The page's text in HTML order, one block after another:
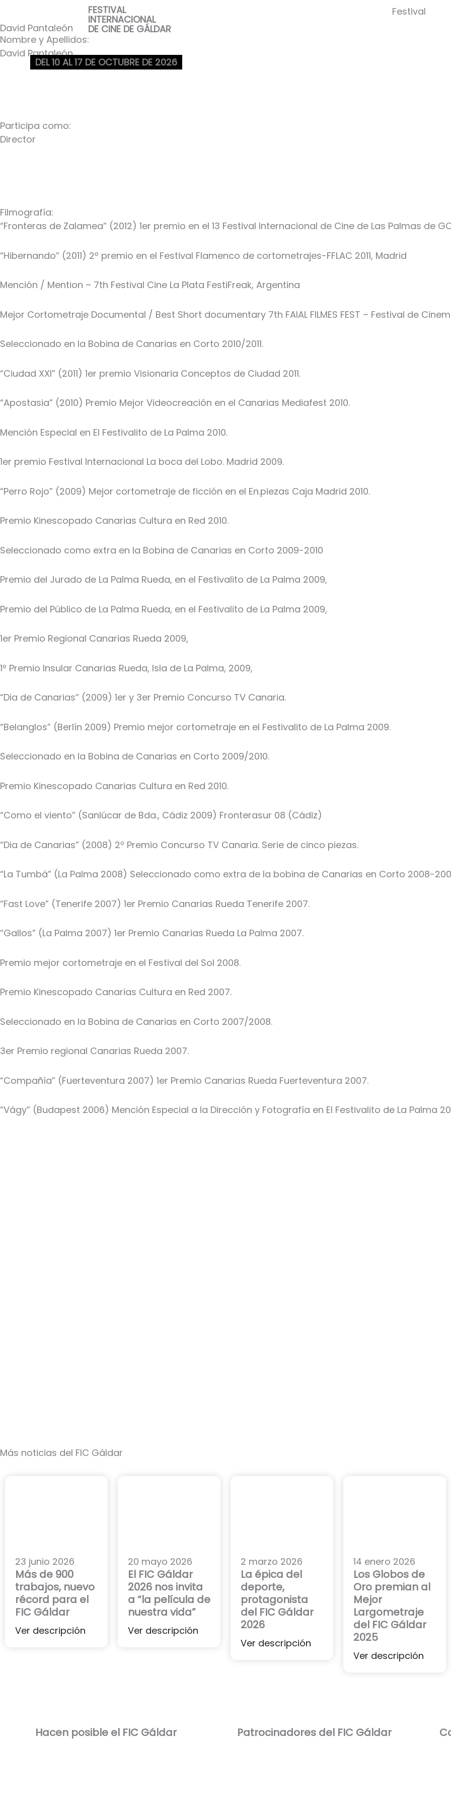
contenido
FESTIVAL
INTERNACIONAL
DE CINE DE GÁLDAR
DEL 10 AL 17 DE OCTUBRE DE 2026
Festival
David Pantaleón
Nombre y Apellidos:
David Pantaleón
Participa como:
Director
Filmografía:
“Fronteras de Zalamea” (2012) 1er premio en el 13 Festival Internacional de Cine de Las Palmas de
“Hibernando” (2011) 2º premio en el Festival Flamenco de cortometrajes-FFLAC 2011, Madrid
Mención / Mention – 7th Festival Cine La Plata FestiFreak, Argentina
Mejor Cortometraje Documental / Best Short documentary 7th FAIAL FILMES FEST – Festival de
Seleccionado en la Bobina de Canarias en Corto 2010/2011.
“Ciudad XXI” (2011) 1er premio Visionaria Conceptos de Ciudad 2011.
“Apostasia” (2010) Premio Mejor Videocreación en el Canarias Mediafest 2010.
Mención Especial en El Festivalito de La Palma 2010.
1er premio Festival Internacional La boca del Lobo. Madrid 2009.
“Perro Rojo” (2009) Mejor cortometraje de ficción en el En.piezas Caja Madrid 2010.
Premio Kinescopado Canarias Cultura en Red 2010.
Seleccionado como extra en la Bobina de Canarias en Corto 2009-2010
Premio del Jurado de La Palma Rueda, en el Festivalito de La Palma 2009,
Premio del Público de La Palma Rueda, en el Festivalito de La Palma 2009,
1er Premio Regional Canarias Rueda 2009,
1º Premio Insular Canarias Rueda, Isla de La Palma, 2009,
“Dia de Canarias” (2009) 1er y 3er Premio Concurso TV Canaria.
“Belanglos” (Berlín 2009) Premio mejor cortometraje en el Festivalito de La Palma 2009.
Seleccionado en la Bobina de Canarias en Corto 2009/2010.
Premio Kinescopado Canarias Cultura en Red 2010.
“Como el viento” (Sanlúcar de Bda., Cádiz 2009) Fronterasur 08 (Cádiz)
“Dia de Canarias” (2008) 2º Premio Concurso TV Canaria. Serie de cinco piezas.
“La Tumbá” (La Palma 2008) Seleccionado como extra de la bobina de Canarias en Corto 2008-
“Fast Love” (Tenerife 2007) 1er Premio Canarias Rueda Tenerife 2007.
“Gallos” (La Palma 2007) 1er Premio Canarias Rueda La Palma 2007.
Premio mejor cortometraje en el Festival del Sol 2008.
Premio Kinescopado Canarias Cultura en Red 2007.
Seleccionado en la Bobina de Canarias en Corto 2007/2008.
3er Premio regional Canarias Rueda 2007.
“Compañía” (Fuerteventura 2007) 1er Premio Canarias Rueda Fuerteventura 2007.
“Vágy” (Budapest 2006) Mención Especial a la Dirección y Fotografía en El Festivalito de La Palma
Más noticias del FIC Gáldar
23 junio 2026
Más de 900
trabajos, nuevo
récord para el
FIC Gáldar
Ver descripción
20 mayo 2026
El FIC Gáldar
2026 nos invita
a “la película de
nuestra vida”
Ver descripción
2 marzo 2026
La épica del
deporte,
protagonista
del FIC Gáldar
2026
Ver descripción
14 enero 2026
Los Globos de
Oro premian al
Mejor
Largometraje
del FIC Gáldar
2025
Ver descripción
Hacen posible el FIC Gáldar Patrocinadores del FIC Gáldar​